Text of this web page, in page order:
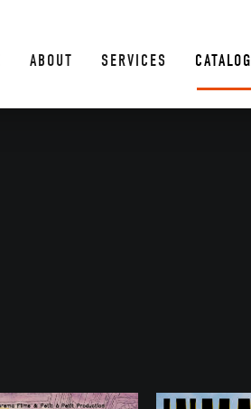
ABOUT SERVICES CATALOG